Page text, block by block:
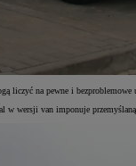
liczyć na pewne i
wersji van imponuje